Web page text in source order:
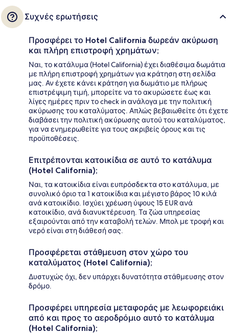
Συχνές ερωτήσεις
Προσφέρει το Hotel California δωρεάν ακύρωση
και πλήρη επιστροφή χρημάτων;
Ναι, το κατάλυμα (Hotel California) έχει διαθέσιμα δωμάτια
με πλήρη επιστροφή χρημάτων για κράτηση στη σελίδα
μας. Αν έχετε κάνει κράτηση για δωμάτιο με πλήρως
επιστρέψιμη τιμή, μπορείτε να το ακυρώσετε έως και
λίγες ημέρες πριν το check in ανάλογα με την πολιτική
ακύρωσης του καταλύματος. Απλώς βεβαιωθείτε ότι έχετε
διαβάσει την πολιτική ακύρωσης αυτού του καταλύματος,
για να ενημερωθείτε για τους ακριβείς όρους και τις
προϋποθέσεις.
Επιτρέπονται κατοικίδια σε αυτό το κατάλυμα
(Hotel California);
Ναι, τα κατοικίδια είναι ευπρόσδεκτα στο κατάλυμα, με
συνολικό όριο τα 1 κατοικίδια και μέγιστο βάρος 10 κιλά
ανά κατοικίδιο. Ισχύει χρέωση ύψους 15 EUR ανά
κατοικίδιο, ανά διανυκτέρευση. Τα ζώα υπηρεσίας
εξαιρούνται από την καταβολή τελών. Μπολ με τροφή και
νερό είναι στη διάθεσή σας.
Προσφέρεται στάθμευση στον χώρο του
καταλύματος (Hotel California);
Δυστυχώς όχι, δεν υπάρχει δυνατότητα στάθμευσης στον
δρόμο.
Προσφέρει υπηρεσία μεταφοράς με λεωφορειάκι
από και προς το αεροδρόμιο αυτό το κατάλυμα
(Hotel California);